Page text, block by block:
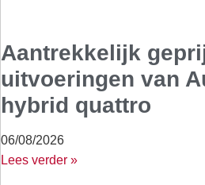
Aantrekkelijk
uitvoeringen van
hybrid quattro
06/08/2026
Lees verder »